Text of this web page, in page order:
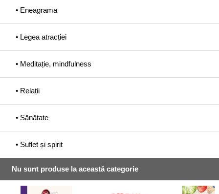
• Eneagrama
• Legea atracției
• Meditație, mindfulness
• Relații
• Sănătate
• Suflet și spirit
Nu sunt produse la această categorie